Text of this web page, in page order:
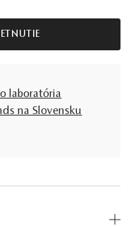
laboratória
na Slovensku